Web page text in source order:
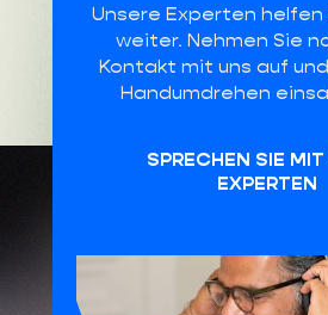
Unsere Experten helfen
weiter. Nehmen Sie
Kontakt mit uns auf
Handumdrehen
SPRECHEN SIE
EXPERTEN
HQ Belgien